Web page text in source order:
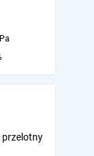
przelotny